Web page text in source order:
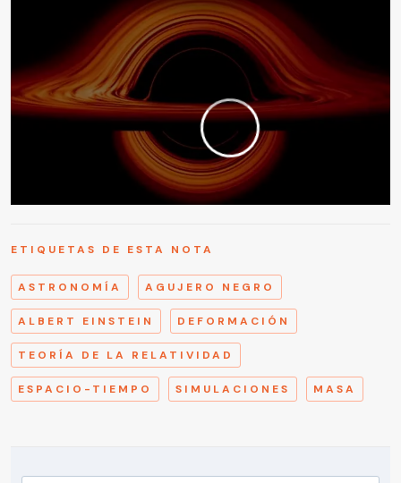
ETIQUETAS DE ESTA NOTA
ASTRONOMÍA AGUJERO NEGRO
ALBERT EINSTEIN DEFORMACIÓN
TEORÍA DE LA RELATIVIDAD
ESPACIO-TIEMPO SIMULACIONES MASA